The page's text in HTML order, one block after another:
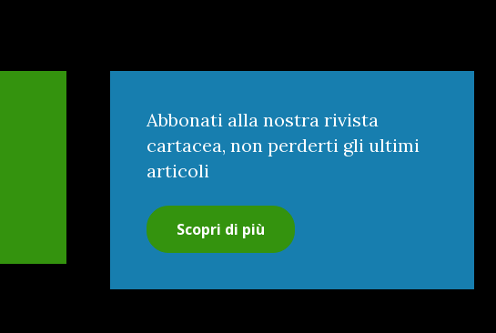
Abbonati alla nostra rivista
cartacea, non perderti gli ultimi
articoli
Scopri di più